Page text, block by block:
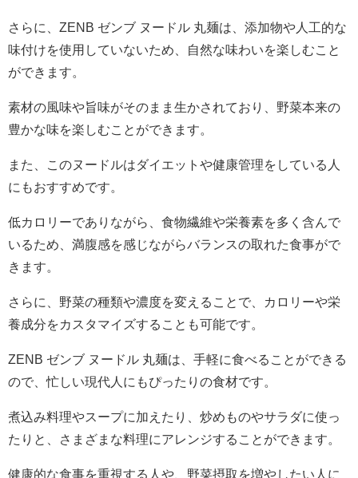
さらに、ZENB ゼンブ ヌードル 丸麺は、添加物や人工的な
味付けを使用していないため、自然な味わいを楽しむこと
ができます。
素材の風味や旨味がそのまま生かされており、野菜本来の
豊かな味を楽しむことができます。
また、このヌードルはダイエットや健康管理をしている人
にもおすすめです。
低カロリーでありながら、食物繊維や栄養素を多く含んで
いるため、満腹感を感じながらバランスの取れた食事がで
きます。
さらに、野菜の種類や濃度を変えることで、カロリーや栄
養成分をカスタマイズすることも可能です。
ZENB ゼンブ ヌードル 丸麺は、手軽に食べることができる
ので、忙しい現代人にもぴったりの食材です。
煮込み料理やスープに加えたり、炒めものやサラダに使っ
たりと、さまざまな料理にアレンジすることができます。
健康的な食事を重視する人や、野菜摂取を増やしたい人に